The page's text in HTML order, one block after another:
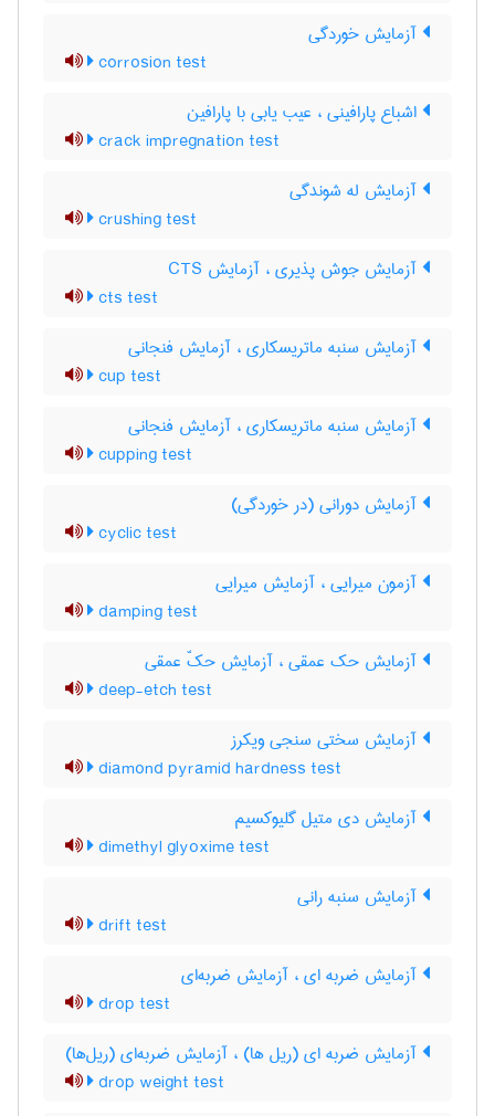
آزمایش خوردگی
corrosion test
اشباع پارافینی ، عیب یابی با پارافین
crack impregnation test
آزمایش له شوندگی
crushing test
آزمایش جوش پذیری ، آزمایش CTS
cts test
آزمایش سنبه ماتریسکاری ، آزمایش فنجانی
cup test
آزمایش سنبه ماتریسکاری ، آزمایش فنجانی
cupping test
آزمایش دورانی (در خوردگی)
cyclic test
آزمون میرایی ، آزمایش میرایی
damping test
آزمایش حک عمقی ، آزمایش حکّ عمقی
deep-etch test
آزمایش سختی سنجی ویکرز
diamond pyramid hardness test
آزمایش دی متیل گلیوکسیم
dimethyl glyoxime test
آزمایش سنبه رانی
drift test
آزمایش ضربه ای ، آزمایش ضربه‌ای
drop test
آزمایش ضربه ای (ریل ها) ، آزمایش ضربه‌ای (ریل‌ها)
drop weight test